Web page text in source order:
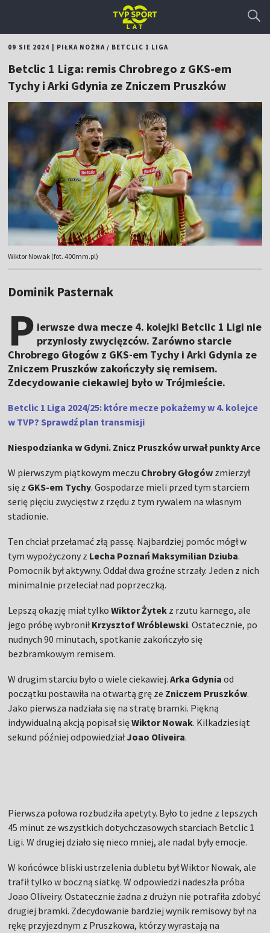
09 SIE 2024 PIŁKA NOŻNA/ BETCLIC 1 LIGA
Betclic 1 Liga: remis Chrobrego z GKS-em
Tychy i Arki Gdynia ze Zniczem Pruszków
Wiktor Nowak (fot. 400mm.pl)
Dominik Pasternak
P ierwsze dwa mecze 4. kolejki Betclic 1 Ligi nie
przyniosły zwycięzców. Zarówno starcie
Chrobrego Głogów z GKS-em Tychy i Arki Gdynia ze
Zniczem Pruszków zakończyły się remisem.
Zdecydowanie ciekawiej było w Trójmieście.
Betclic 1 Liga 2024/25: które mecze pokażemy w 4. kolejce
w TVP? Sprawdź plan transmisji
Niespodzianka w Gdyni. Znicz Pruszków urwał punkty Arce
W pierwszym piątkowym meczu Chrobry Głogów zmierzył
się z GKS-em Tychy. Gospodarze mieli przed tym starciem
serię pięciu zwycięstw z rzędu z tym rywalem na własnym
stadionie.
Ten chciał przełamać złą passę. Najbardziej pomóc mógł w
tym wypożyczony z Lecha Poznań Maksymilian Dziuba.
Pomocnik był aktywny. Oddał dwa groźne strzały. Jeden z nich
minimalnie przeleciał nad poprzeczką.
Lepszą okazję miał tylkoWiktor Żytek z rzutu karnego, ale
jego próbę wybroniłKrzysztof Wróblewski. Ostatecznie, po
nudnych 90 minutach, spotkanie zakończyło się
bezbramkowym remisem.
W drugim starciu było o wiele ciekawiej.Arka Gdyniaod
początku postawiła na otwartą grę ze Zniczem Pruszków.
Jako pierwsza nadziała się na stratę bramki. Piękną
indywidualną akcją popisał sięWiktor Nowak. Kilkadziesiąt
sekund później odpowiedziałJoao Oliveira.
Pierwsza połowa rozbudziła apetyty. Było to jedne z lepszych
45 minut ze wszystkich dotychczasowych starciach Betclic 1
Ligi. W drugiej działo się nieco mniej, ale nadal były emocje.
W końcówce bliski ustrzelenia dubletu był Wiktor Nowak, ale
trafił tylko w boczną siatkę. W odpowiedzi nadeszła próba
Joao Oliveiry. Ostatecznie żadna z drużyn nie potrafiła zdobyć
drugiej bramki. Zdecydowanie bardziej wynik remisowy był na
rękę przyjezdnym z Pruszkowa, którzy wyrastają na